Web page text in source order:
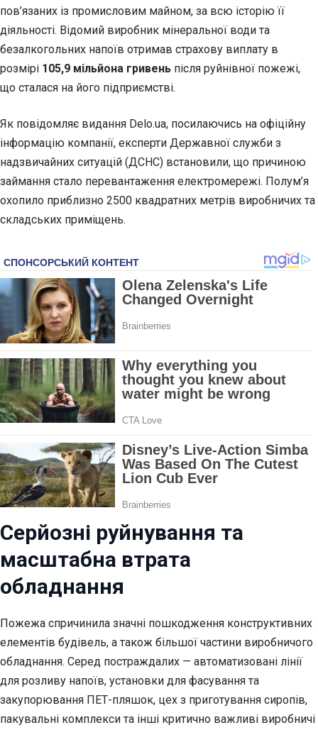
пов’язаних із промисловим майном, за всю історію її
діяльності. Відомий виробник мінеральної води та
безалкогольних напоїв отримав страхову виплату в
розмірі 105,9 мільйона гривень після руйнівної пожежі,
що сталася на його підприємстві.
Як повідомляє видання Delo.ua, посилаючись на офіційну
інформацію компанії, експерти Державної служби з
надзвичайних ситуацій (ДСНС) встановили, що причиною
займання стало перевантаження електромережі. Полум’я
охопило приблизно 2500 квадратних метрів виробничих та
складських приміщень.
Серйозні руйнування та
масштабна втрата
обладнання
Пожежа спричинила значні пошкодження конструктивних
елементів будівель, а також більшої частини виробничого
обладнання. Серед постраждалих — автоматизовані лінії
для розливу напоїв, установки для фасування та
закупорювання ПЕТ-пляшок, цех з приготування сиропів,
пакувальні комплекси та інші критично важливі виробничі